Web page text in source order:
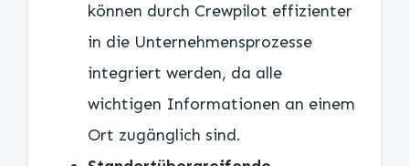
können durch Crewpilot effizienter
in die Unternehmensprozesse
integriert werden, da alle
wichtigen Informationen an einem
Ort zugänglich sind.